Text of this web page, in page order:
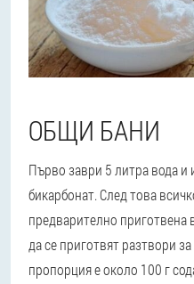
ОБЩИ БАНИ
Първо заври 5 литра вода и
бикарбонат. След това
предварително
да се приготвят разтвори
пропорция е около 100 г